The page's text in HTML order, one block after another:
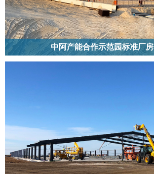
中阿产能合作示范园标准厂房